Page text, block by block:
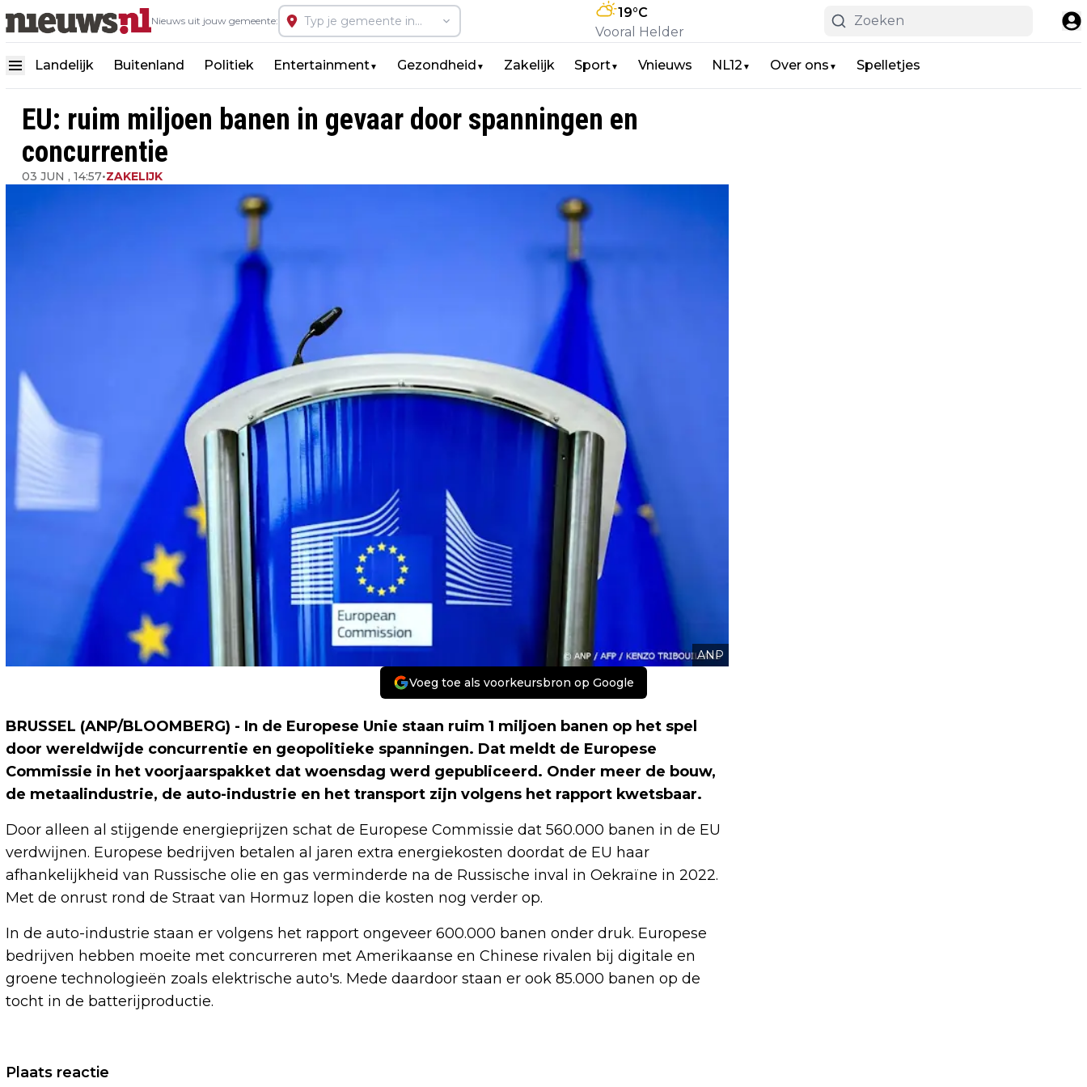
Nieuws uit jouw gemeente:
19°C
Vooral Helder
Landelijk Buitenland Politiek Entertainment▼ Gezondheid ▼ Zakelijk Sport▼ Vnieuws NL12 ▼ Over ons ▼ Spelletjes
EU: ruim miljoen banen in gevaar door spanningen en
concurrentie
03 JUN , 14:57•ZAKELIJK
ANP
Voeg toe als voorkeursbron op Google
BRUSSEL (ANP/BLOOMBERG) - In de Europese Unie staan ruim 1 miljoen banen op het spel
door wereldwijde concurrentie en geopolitieke spanningen. Dat meldt de Europese
Commissie in het voorjaarspakket dat woensdag werd gepubliceerd. Onder meer de bouw,
de metaalindustrie, de auto-industrie en het transport zijn volgens het rapport kwetsbaar.
Door alleen al stijgende energieprijzen schat de Europese Commissie dat 560.000 banen in de EU
verdwijnen. Europese bedrijven betalen al jaren extra energiekosten doordat de EU haar
afhankelijkheid van Russische olie en gas verminderde na de Russische inval in Oekraïne in 2022.
Met de onrust rond de Straat van Hormuz lopen die kosten nog verder op.
In de auto-industrie staan er volgens het rapport ongeveer 600.000 banen onder druk. Europese
bedrijven hebben moeite met concurreren met Amerikaanse en Chinese rivalen bij digitale en
groene technologieën zoals elektrische auto's. Mede daardoor staan er ook 85.000 banen op de
tocht in de batterijproductie.
Vorig artikel
Plaats reactie